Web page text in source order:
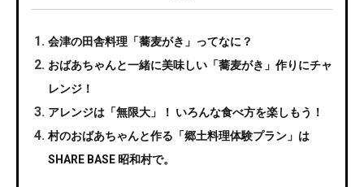
会津の田舎料理「蕎麦がき」ってなに？
おばあちゃんと一緒に美味しい「蕎麦がき」作りにチャ
レンジ！
アレンジは「無限大」！ いろんな食べ方を楽しもう！
村のおばあちゃんと作る「郷土料理体験プラン」は
SHARE BASE 昭和村で。